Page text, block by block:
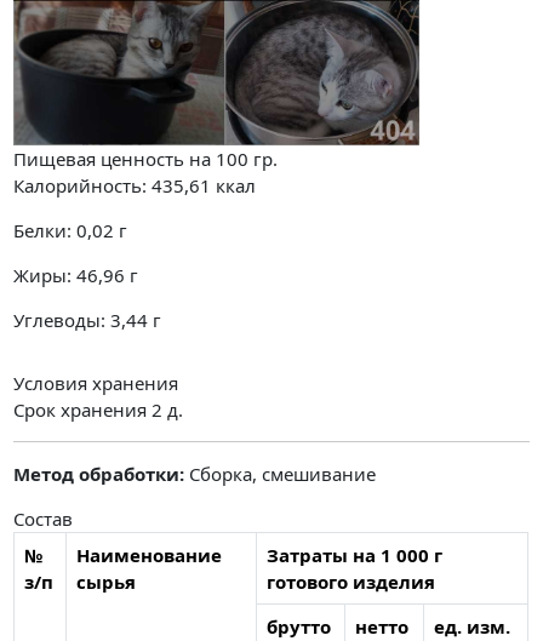
Пищевая ценность на 100 гр.
Калорийность: 435,61 ккал
Белки: 0,02 г
Жиры: 46,96 г
Углеводы: 3,44 г
Условия хранения
Срок хранения 2 д.
Метод обработки: Сборка, смешивание
Состав
№
з/п
Наименование
сырья
Затраты на 1 000 г
готового изделия
брутто
нетто ед. изм.